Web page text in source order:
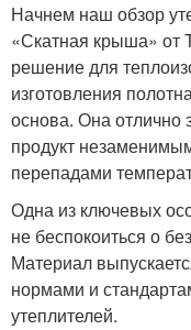
Начнем наш обзор
«Скатная крыша» от
решение для
изготовления
основа. Она отлично
продукт
перепадами
Одна из ключевых
не беспокоиться о
Материал
нормами и
утеплителей.